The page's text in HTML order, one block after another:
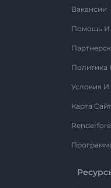
Вакансии
Помощь И
Политика
Условия
Карта